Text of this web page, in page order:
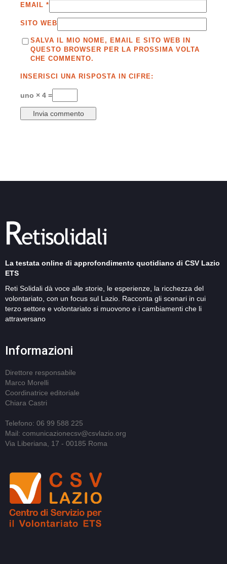
EMAIL *
SITO WEB
SALVA IL MIO NOME, EMAIL E SITO WEB IN
QUESTO BROWSER PER LA PROSSIMA VOLTA
CHE COMMENTO.
INSERISCI UNA RISPOSTA IN CIFRE:
uno × 4 =
La testata online di approfondimento quotidiano di CSV Lazio
ETS
Reti Solidali dà voce alle storie, le esperienze, la ricchezza del
volontariato, con un focus sul Lazio. Racconta gli scenari in cui
terzo settore e volontariato si muovono e i cambiamenti che li
attraversano
Informazioni
Direttore responsabile
Marco Morelli
Coordinatrice editoriale
Chiara Castri
Telefono: 06 99 588 225
Mail: comunicazionecsv@csvlazio.org
Via Liberiana, 17 - 00185 Roma